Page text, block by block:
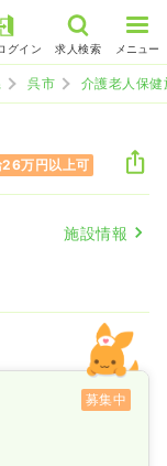
グイン 求人検索 メニュー
呉市 介護老人保
26万円以上可
施設情報
募集中